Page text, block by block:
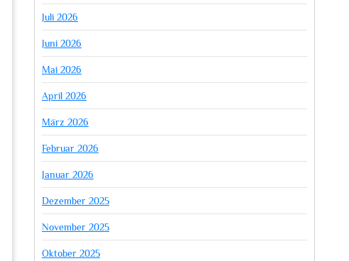
Juli 2026
Juni 2026
Mai 2026
April 2026
März 2026
Februar 2026
Januar 2026
Dezember 2025
November 2025
Oktober 2025